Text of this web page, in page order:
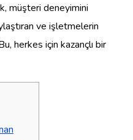
müşteri deneyimini
ve işletmelerin
herkes için kazançlı bir